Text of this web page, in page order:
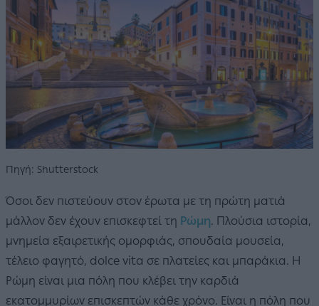
Πηγή: Shutterstock
Όσοι δεν πιστεύουν στον έρωτα με τη πρώτη ματιά
μάλλον δεν έχουν επισκεφτεί τη Ρώμη. Πλούσια ιστορία,
μνημεία εξαιρετικής ομορφιάς, σπουδαία μουσεία,
τέλειο φαγητό, dolce vita σε πλατείες και μπαράκια. Η
Ρώμη είναι μια πόλη που κλέβει την καρδιά
εκατομμυρίων επισκεπτών κάθε χρόνο. Είναι η πόλη που